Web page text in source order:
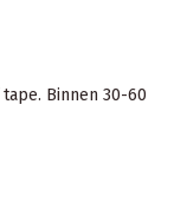
Binnen 30-60